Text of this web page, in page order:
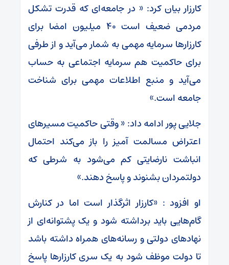
کارزار بیان کرد: « در جامعه‌ای که قدرت تشکل
مردمی ضعیف است ۴۰ میلیون امضا برای
کارزارها سرمایه مهمی به شمار می‌آید و از طرفی
برای حاکمیت هم سرمایه اجتماعی به حساب
می‌آید و منبع اطلاعات مهمی برای شناخت
جامعه است.»
جلایی پور ادامه داد: « وقتی حاکمیت مسیرهای
اعتراض مسالمت آمیز را باز می‌کند احتمال
انباشت نارضایتی کم می‌شود به شرطی که
دولتمردان بشنوند و پاسخ دهند.»
او افزود : «کارزار اثرگذار است اما در کنارش
گام‌هایی باید برداشته شود و یک پشتوانه‌ای از
نهادهای دولتی و رسانه‌های همراه داشته باشد
تا دولت موظف شود به یک سری کارزارها پاسخ